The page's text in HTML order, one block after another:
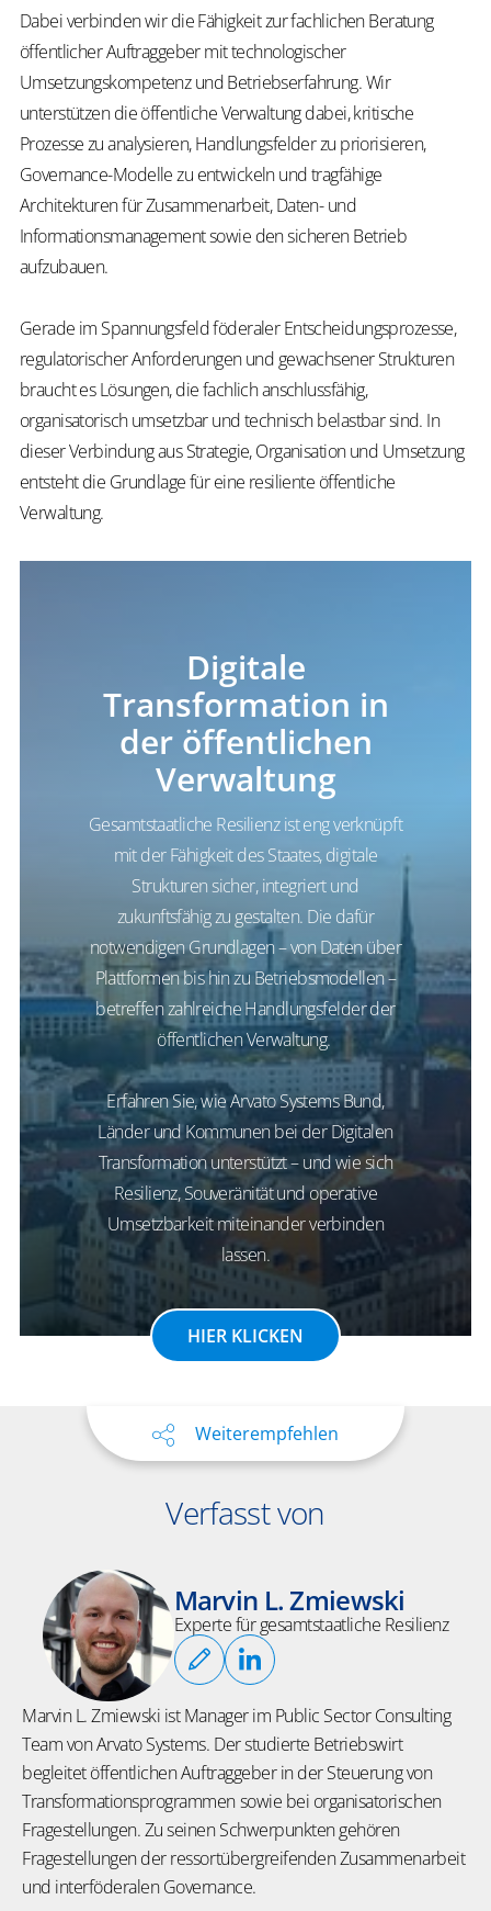
Dabei verbinden wir die Fähigkeit zur fachlichen Beratung
öffentlicher Auftraggeber mit technologischer
Umsetzungskompetenz und Betriebserfahrung. Wir
unterstützen die öffentliche Verwaltung dabei, kritische
Prozesse zu analysieren, Handlungsfelder zu priorisieren,
Governance-Modelle zu entwickeln und tragfähige
Architekturen für Zusammenarbeit, Daten- und
Informationsmanagement sowie den sicheren Betrieb
aufzubauen.
Gerade im Spannungsfeld föderaler Entscheidungsprozesse,
regulatorischer Anforderungen und gewachsener Strukturen
braucht es Lösungen, die fachlich anschlussfähig,
organisatorisch umsetzbar und technisch belastbar sind. In
dieser Verbindung aus Strategie, Organisation und Umsetzung
entsteht die Grundlage für eine resiliente öffentliche
Verwaltung.
Digitale
Transformation in
der öffentlichen
Verwaltung
Gesamtstaatliche Resilienz ist eng verknüpft
mit der Fähigkeit des Staates, digitale
Strukturen sicher, integriert und
zukunftsfähig zu gestalten. Die dafür
notwendigen Grundlagen – von Daten über
Plattformen bis hin zu Betriebsmodellen –
betreffen zahlreiche Handlungsfelder der
öffentlichen Verwaltung.
Erfahren Sie, wie Arvato Systems Bund,
Länder und Kommunen bei der Digitalen
Transformation unterstützt – und wie sich
Resilienz, Souveränität und operative
Umsetzbarkeit miteinander verbinden
lassen.
HIER KLICKEN
Weiterempfehlen
Verfasst von
Marvin L. Zmiewski
Experte für gesamtstaatliche Resilienz
Marvin L. Zmiewski ist Manager im Public Sector Consulting
Team von Arvato Systems. Der studierte Betriebswirt
begleitet öffentlichen Auftraggeber in der Steuerung von
Transformationsprogrammen sowie bei organisatorischen
Fragestellungen. Zu seinen Schwerpunkten gehören
Fragestellungen der ressortübergreifenden Zusammenarbeit
und interföderalen Governance.